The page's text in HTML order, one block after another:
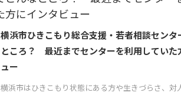
横浜市ひきこもり総合支援・若者相談センタ
ところ？ 最近までセンターを利用していた
ュー
横浜市はひきこもり状態にある方や生きづらさ、対